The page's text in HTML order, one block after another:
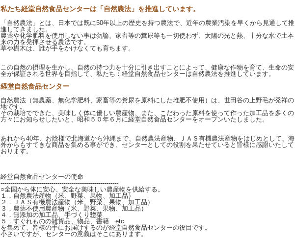
私たち経堂自然食品センターは「自然農法」を推進しています。
「自然農法」とは、日本では既に50年以上の歴史を持つ農法で、近年の農業汚染を早くから見通して推
進してきました。
農薬や化学肥料を使用しない事は勿論、家畜等の糞尿等も一切使わず、太陽の光と熱、十分な水で土本
来の力を発揮させる農法です。
草や樹木は、誰が手をかけなくても育ちます。
この自然の摂理を生かし、自然の持つ力を十分に引き出すことによって、健康な作物を育て、生命の安
全が保証される世界を目指して、私たち：経堂自然食品センターは自然農法を推進しています。
経堂自然食品センター
自然農法（無農薬、無化学肥料、家畜等の糞尿を原料にした堆肥不使用）は、世田谷の上野毛が発祥の
地です。
その栽培でできた、美味しく体に優しい農産物、また、こだわった原料を使って作った加工品を多くの
方々にお知らせしたいと、昭和５０年６月に経堂自然食品センターをオープンいたしました。
あれから40年、お陰様で北海道から沖縄まで、自然農法産物、ＪＡＳ有機農法産物をはじめとして、海
外からもすてきな商品を集める事ができ、センターとしての役割を果たせていると皆様に感謝いたして
おります。
経堂自然食品センターの使命
------------------------------------------------------------
○全国から体に安心、安全な美味しい農産物を供給する。
１．自然農法産物（米、野菜、果物、加工品）
２．ＪＡＳ有機農法産物（米、野菜、果物、加工品）
３．農薬不使用農産物（米、野菜、果物、加工品）
４．無添加の加工品、手づくり惣菜
５．すぐれものの雑貨品、物品、書籍 etc
を集めて、皆様の手にお届けするのが経堂自然食品センターの役目です。
小さいですが、センターの意義はそこにあります。